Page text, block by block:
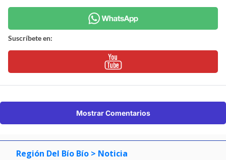
Suscríbete en:
Mostrar Comentarios
Región Del Bío Bío > Noticia